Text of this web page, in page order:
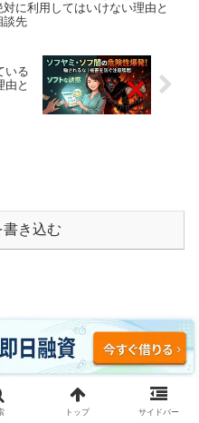
対に利用してはいけない理由と
談先
いる
由と
書き込む
るな｜即日融資・ブラッ
トップ サイドバー